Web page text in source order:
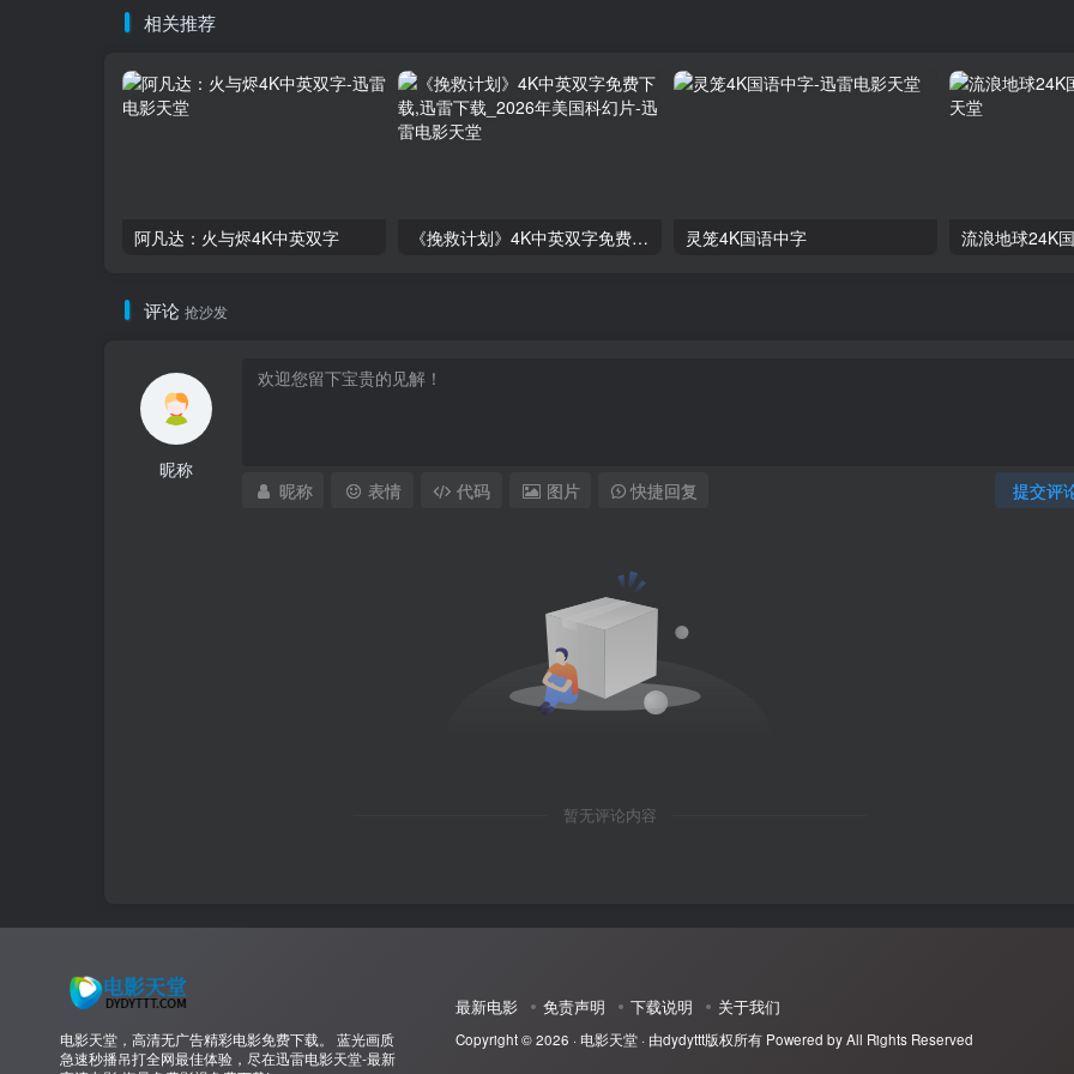
相关推荐
阿凡达：火与烬4K中英双字 《挽救计划》4K中英双字免费下载,迅雷下载_2026年美国科幻片 灵笼4K国语中字 流浪地球24K国
评论 抢沙发
昵称
提交评
昵称 表情 代码 图片 快捷回复
暂无评论内容
电影天堂，高清无广告精彩电影免费下载。 蓝光画质
急速秒播吊打全网最佳体验，尽在迅雷电影天堂-最新
最新电影 免责声明 下载说明 关于我们
Copyright © 2026 · 电影天堂 · 由dydyttt版权所有 Powered by All Rights Reserved